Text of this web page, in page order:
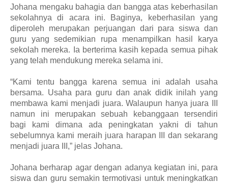
Johana mengaku bahagia dan bangga atas keberhasilan
sekolahnya di acara ini. Baginya, keberhasilan yang
diperoleh merupakan perjuangan dari para siswa dan
guru yang sedemikian rupa menampilkan hasil karya
sekolah mereka. Ia berterima kasih kepada semua pihak
yang telah mendukung mereka selama ini.
“Kami tentu bangga karena semua ini adalah usaha
bersama. Usaha para guru dan anak didik inilah yang
membawa kami menjadi juara. Walaupun hanya juara III
namun ini merupakan sebuah kebanggaan tersendiri
bagi kami dimana ada peningkatan yakni di tahun
sebelumnya kami meraih juara harapan III dan sekarang
menjadi juara III,” jelas Johana.
Johana berharap agar dengan adanya kegiatan ini, para
siswa dan guru semakin termotivasi untuk meningkatkan